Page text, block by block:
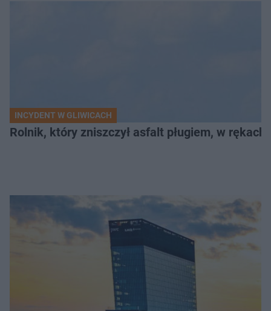
INCYDENT W GLIWICACH
Rolnik, który zniszczył asfalt pługiem, w